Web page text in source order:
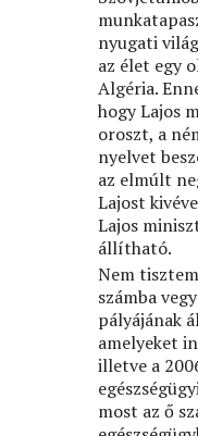
nyugati
az élet egy
Algéria.
hogy Lajos
oroszt, a
nyelvet
az elmúlt
Lajost
Lajos
állítható.
Nem
számba
pályájának
amelyeket
illetve a
most az ő